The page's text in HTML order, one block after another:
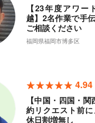
【23年度アワ
越】2名作業で手
ご相談ください
福岡県福岡市博多区
4.94
【中国・四国・
約リクエスト前
休日割増無し